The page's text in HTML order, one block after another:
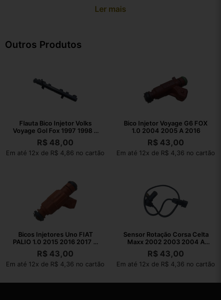
Ler mais
Outros Produtos
Flauta Bico Injetor Volks
Voyage Gol Fox 1997 1998 A
2017
R$ 48,00
Em até 12x de R$ 4,86 no cartão
Bico Injetor Voyage G6 FOX
1.0 2004 2005 A 2016
R$ 43,00
Em até 12x de R$ 4,36 no cartão
Bicos Injetores Uno FIAT
PALIO 1.0 2015 2016 2017 A
2022
R$ 43,00
Em até 12x de R$ 4,36 no cartão
Sensor Rotação Corsa Celta
Maxx 2002 2003 2004 A
2010
R$ 43,00
Em até 12x de R$ 4,36 no cartão